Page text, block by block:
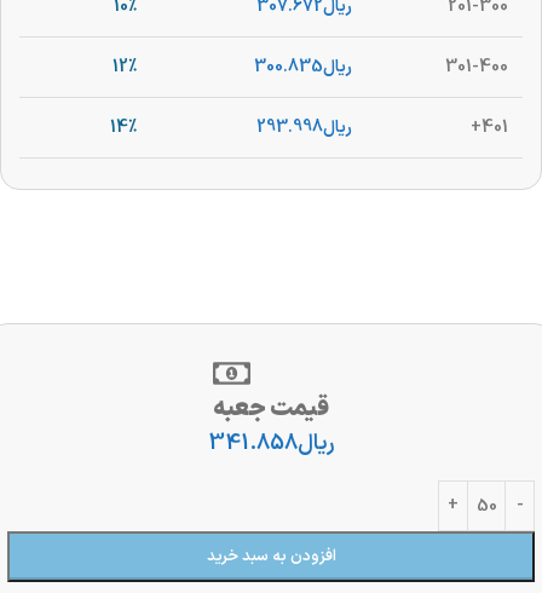
201-300 ریال307.672
10%
301-400 ریال300.835
12%
401+ ریال293.998
14%
قیمت جعبه
ریال341.858
افزودن به سبد خرید